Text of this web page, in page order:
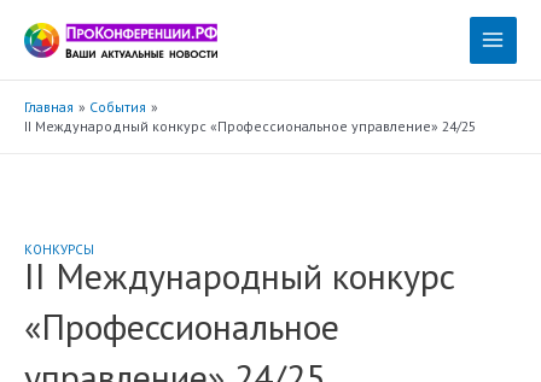
содержимому
Main
Главная
События
II Международный конкурс «Профессиональное управление» 24/25
КОНКУРСЫ
II Международный конкурс
«Профессиональное